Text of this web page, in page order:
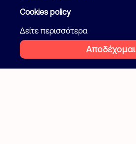
2026 Flatcake. All rights reserved
Ιδιωτικότητα
Cookies
Cookies policy
Δείτε περισσότερα
Αποδέχομαι